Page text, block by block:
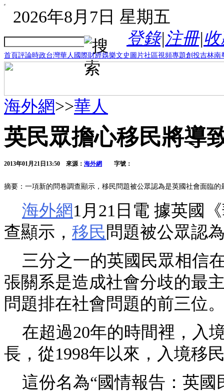
2026年8月7日 星期五
登錄|注冊|
首頁評論時政台灣華人 國際財經娛樂文史 圖片社區視頻專題創投吉林南
海外網>>華人
英民眾擔心移民將導
2013年01月21日13:50 來源： 海外網 字號：
摘要：一項新的問卷調查顯示，移民問題被公眾認為是英國社會面臨的
海外網1月21日電 據英國
查顯示， 移民問題被公眾認
三分之一的英國民眾相信
張關系是造成社會分歧的最
問題排在社會問題的前三位
在超過20年的時間裡，入
長，從1998年以來，入境移
這份名為“國情報告：英國